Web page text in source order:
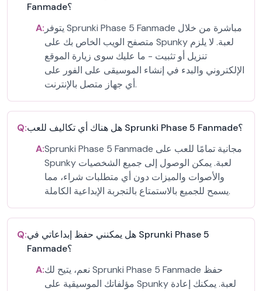
Fanmade؟
A: يتوفر Sprunki Phase 5 Fanmade مباشرة من خلال
متصفح الويب الخاص بك على Spunky لعبة. لا يلزم
تنزيل أو تثبيت - ما عليك سوى زيارة الموقع
الإلكتروني والبدء في إنشاء الموسيقى على الفور على
أي جهاز متصل بالإنترنت.
Q:
هل هناك أي تكاليف للعب Sprunki Phase 5 Fanmade؟
A:Sprunki Phase 5 Fanmade مجانية تمامًا للعب على
Spunky لعبة. يمكن الوصول إلى جميع الشخصيات
والأصوات والميزات دون أي متطلبات شراء، مما
يسمح للجميع بالاستمتاع بالتجربة الإبداعية الكاملة.
Q:هل يمكنني حفظ إبداعاتي في Sprunki Phase 5
Fanmade؟
A:نعم، يتيح لك Sprunki Phase 5 Fanmade حفظ
مؤلفاتك الموسيقية على Spunky لعبة. يمكنك إعادة